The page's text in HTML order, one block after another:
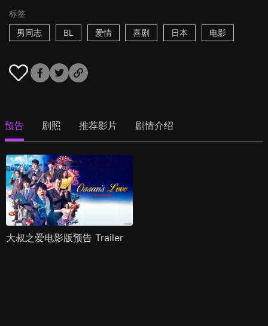
标签
男同志
BL 爱情 喜剧 日本 电影
预告 剧照 推荐影片 剧情介绍
大叔之爱电影版预告 Trailer